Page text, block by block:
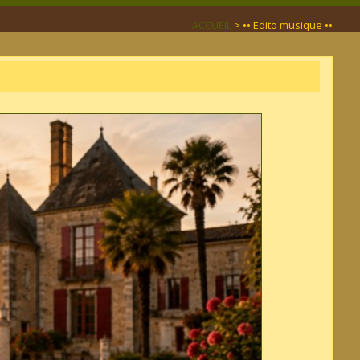
ACCUEIL > •• Edito musique ••